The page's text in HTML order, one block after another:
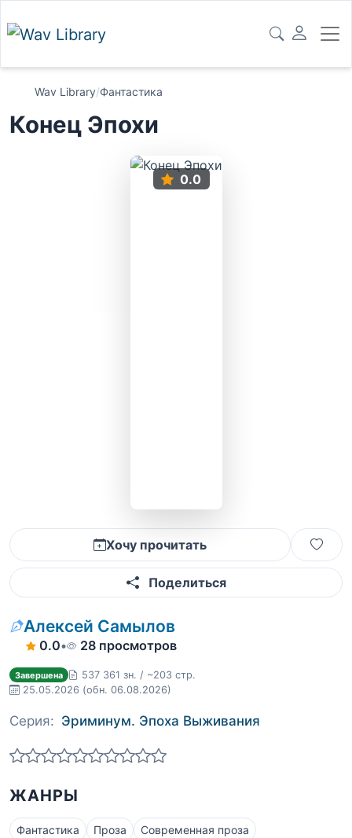
Wav Library/Фантастика
Конец Эпохи
0.0
Хочу прочитать
Поделиться
Алексей Самылов
0.0• 28 просмотров
Завершена
537 361 зн. / ~203 стр.
25.05.2026 (обн. 06.08.2026)
Серия: Эриминум. Эпоха Выживания
ЖАНРЫ
Фантастика Проза
Современная проза